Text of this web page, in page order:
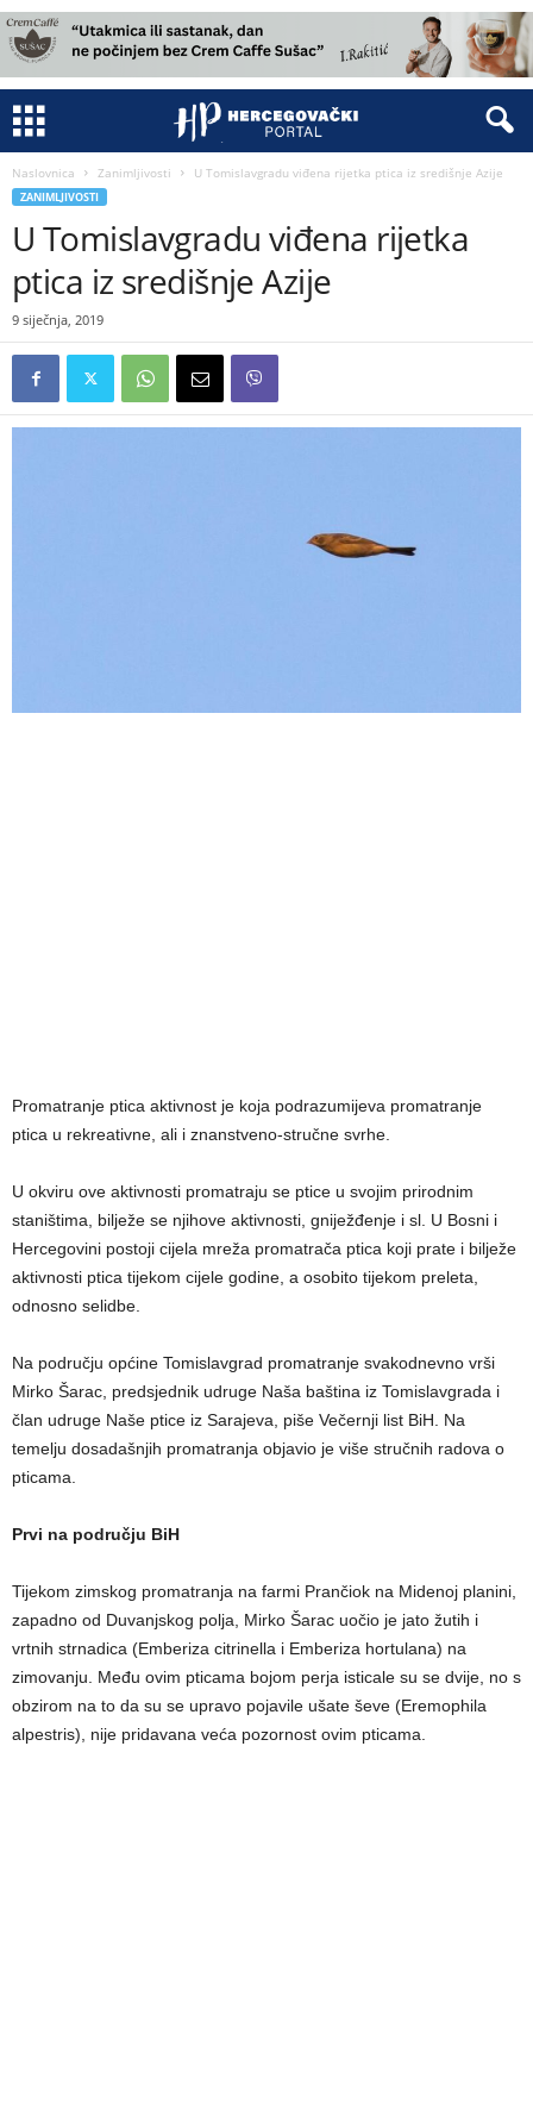
Naslovnica Zanimljivosti U Tomislavgradu viđena rijetka ptica iz središnje Azije
ZANIMLJIVOSTI
U Tomislavgradu viđena rijetka
ptica iz središnje Azije
9 siječnja, 2019
Promatranje ptica aktivnost je koja podrazumijeva promatranje
ptica u rekreativne, ali i znanstveno-stručne svrhe.
U okviru ove aktivnosti promatraju se ptice u svojim prirodnim
staništima, bilježe se njihove aktivnosti, gniježđenje i sl. U Bosni i
Hercegovini postoji cijela mreža promatrača ptica koji prate i bilježe
aktivnosti ptica tijekom cijele godine, a osobito tijekom preleta,
odnosno selidbe.
Na području općine Tomislavgrad promatranje svakodnevno vrši
Mirko Šarac, predsjednik udruge Naša baština iz Tomislavgrada i
član udruge Naše ptice iz Sarajeva, piše Večernji list BiH. Na
temelju dosadašnjih promatranja objavio je više stručnih radova o
pticama.
Prvi na području BiH
Tijekom zimskog promatranja na farmi Prančiok na Midenoj planini,
zapadno od Duvanjskog polja, Mirko Šarac uočio je jato žutih i
vrtnih strnadica (Emberiza citrinella i Emberiza hortulana) na
zimovanju. Među ovim pticama bojom perja isticale su se dvije, no s
obzirom na to da su se upravo pojavile ušate ševe (Eremophila
alpestris), nije pridavana veća pozornost ovim pticama.